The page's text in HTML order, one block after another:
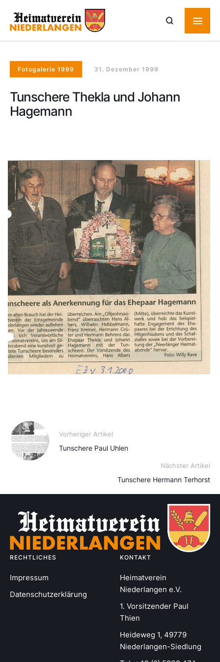
Fotogalerie 1999 31. Dezember 1999
Tunschere Thekla und Johann
Hagemann
Vorheriger Artikel
Tunschere Paul Uhlen
Nächster Artikel
Tunschere Hermann Terhorst
RECHTLICHES
Impressum
Datenschutzerklärung
KONTAKT
Heimatverein
Niederlangen e.V.
1. Vorsitzender Paul
Thien
Heideweg 1, 49779
Niederlangen-Siedlung